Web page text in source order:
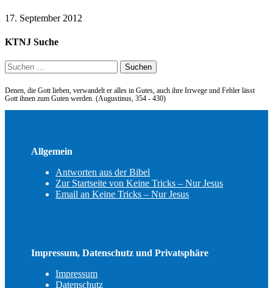
17. September 2012
KTNJ Suche
Suchen
nach:
Denen, die Gott lieben, verwandelt er alles in Gutes, auch ihre Irrwege und Fehler lässt
Gott ihnen zum Guten werden. (Augustinus, 354 - 430)
Allgemein
Antworten aus der Bibel
Zur Startseite von Keine Tricks – Nur Jesus
Email an Keine Tricks – Nur Jesus
Impressum, Datenschutz und Privatsphäre
Impressum
Datenschutz